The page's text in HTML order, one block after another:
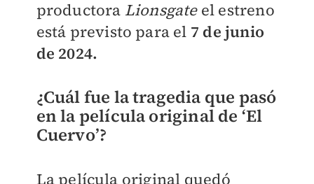
productora Lionsgateel estreno
está previsto para el 7 de junio
de 2024.
¿Cuál fue la tragedia que pasó
en la película original de ‘El
Cuervo’?
La película original quedó